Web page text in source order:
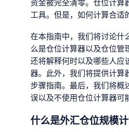
资金被完全清零。仓位计算
工具。但是，如何计算合适
在本指南中，我们将讨论什
么是仓位计算器以及仓位管
还将解释何时以及哪些人应
器。此外，我们将提供计算
步骤指南。最后，我们将概
误以及不使用仓位计算器可
什么是外汇仓位规模计